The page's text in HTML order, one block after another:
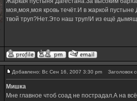
моя,моя,моя кровь течёт.И в жаркой
твой труп?Нет.Это наш труп!И из ещё
Добавлено: Вс Сен 16, 2007 3:30 pm Заголовок
Мишка
Мне главное чтоб соад не пострадал.А на